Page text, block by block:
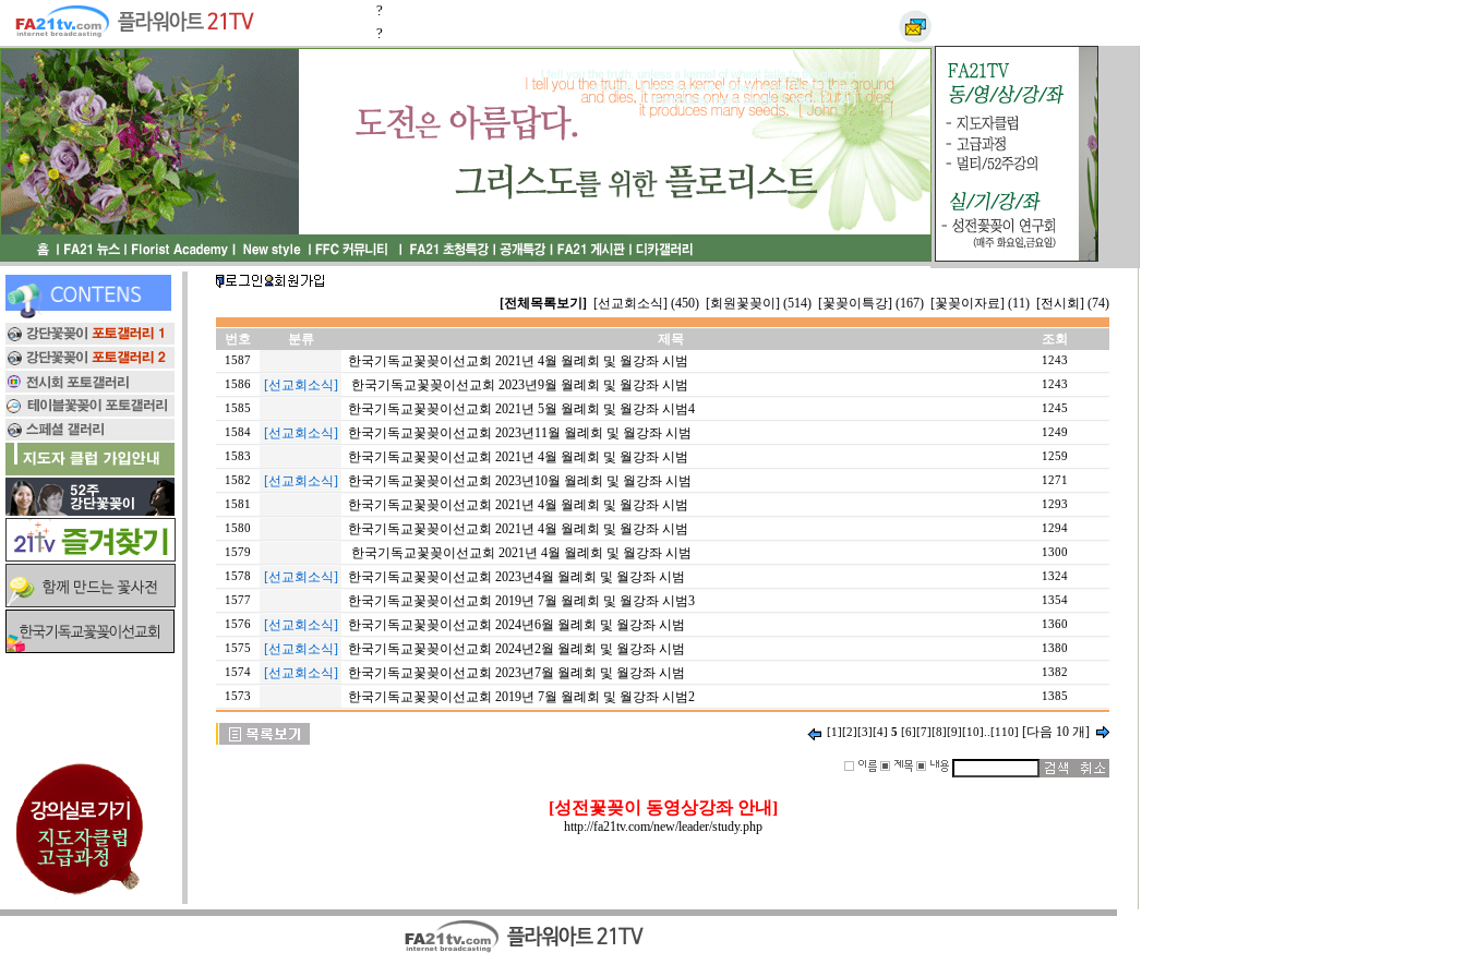
?
?
[전체목록보기] [선교회소식] (450) [회원꽃꽂이] (514) [꽃꽂이특강] (167) [꽃꽂이자료] (11) [전시회] (74)
번호 분류 제목 조회
1587 한국기독교꽃꽂이선교회 2021년 4월 월례회 및 월강좌 시범
1243
1586
[선교회소식] 한국기독교꽃꽂이선교회 2023년9월 월례회 및 월강좌 시범
1243
1585
한국기독교꽃꽂이선교회 2021년 5월 월례회 및 월강좌 시범4
1245
1584
[선교회소식] 한국기독교꽃꽂이선교회 2023년11월 월례회 및 월강좌 시범
1249
1583
한국기독교꽃꽂이선교회 2021년 4월 월례회 및 월강좌 시범
1259
1582
[선교회소식] 한국기독교꽃꽂이선교회 2023년10월 월례회 및 월강좌 시범
1271
1581
한국기독교꽃꽂이선교회 2021년 4월 월례회 및 월강좌 시범
1293
1580
한국기독교꽃꽂이선교회 2021년 4월 월례회 및 월강좌 시범
1294
1579
한국기독교꽃꽂이선교회 2021년 4월 월례회 및 월강좌 시범
1300
1578
[선교회소식] 한국기독교꽃꽂이선교회 2023년4월 월례회 및 월강좌 시범
1324
1577
한국기독교꽃꽂이선교회 2019년 7월 월례회 및 월강좌 시범3
1354
1576
[선교회소식] 한국기독교꽃꽂이선교회 2024년6월 월례회 및 월강좌 시범
1360
1575
[선교회소식] 한국기독교꽃꽂이선교회 2024년2월 월례회 및 월강좌 시범
1380
1574
[선교회소식] 한국기독교꽃꽂이선교회 2023년7월 월례회 및 월강좌 시범
1382
1573
한국기독교꽃꽂이선교회 2019년 7월 월례회 및 월강좌 시범2 1385
[1] [2] [3] [4] 5 [6] [7] [8] [9] [10] [110] [다음 10 개]
[성전꽃꽂이 동영상강좌 안내]
http://fa21tv.com/new/leader/study.php